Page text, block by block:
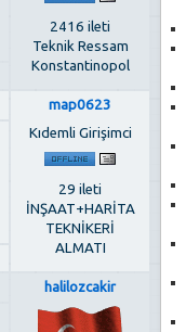
2416 ileti
Teknik Ressam
Konstantinopol
map0623
Kıdemli Girişimci
29 ileti
İNŞAAT+HARİTA
TEKNİKERİ
ALMATI
halilozcakir